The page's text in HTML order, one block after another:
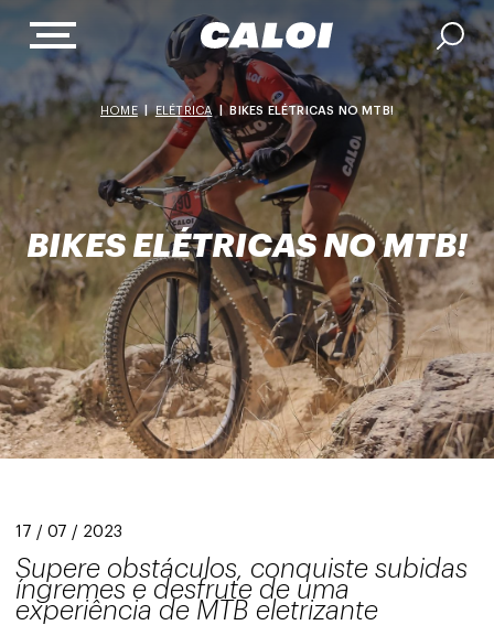
HOME|ELÉTRICA BIKES ELÉTRICAS NO MTB!
BIKES ELÉTRICAS NO MTB!
17 / 07 / 2023
Supere obstáculos, conquiste subidas
íngremes e desfrute de uma
experiência de MTB eletrizante